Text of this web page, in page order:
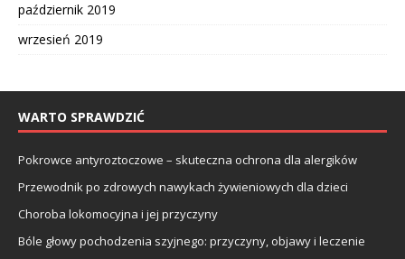
październik 2019
wrzesień 2019
WARTO SPRAWDZIĆ
Pokrowce antyroztoczowe – skuteczna ochrona dla alergików
Przewodnik po zdrowych nawykach żywieniowych dla dzieci
Choroba lokomocyjna i jej przyczyny
Bóle głowy pochodzenia szyjnego: przyczyny, objawy i leczenie